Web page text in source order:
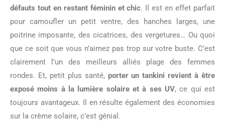
défauts tout en restant féminin et chic. Il est en effet parfait
pour camoufler un petit ventre, des hanches larges, une
poitrine imposante, des cicatrices, des vergetures… Ou quoi
que ce soit que vous n’aimez pas trop sur votre buste. C’est
clairement l’un des meilleurs alliés plage des femmes
rondes. Et, petit plus santé, porter un tankini revient à être
exposé moins à la lumière solaire et à ses UV, ce qui est
toujours avantageux. Il en résulte également des économies
sur la crème solaire, c’est génial.